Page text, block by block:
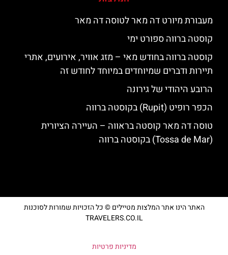
מעבורת מיורט דה מאר לטוסה דה מאר
קוסטה ברווה ספורט ימי
קוסטה ברווה בחודש מאי – מזג אוויר, אירועים, אתרי
תיירות ודברים שמיוחדים במיוחד לחודש זה
הרובע היהודי של גירונה
הכפר רופיט (Rupit) בקוסטה ברווה
טוסה דה מאר קוסטה בראווה – העיירה הציורית
(Tossa de Mar) בקוסטה ברווה
האתר הינו אתר המלצות מטיילים © כל הזכויות שמורות לסוכנות
TRAVELERS.CO.IL
מדיניות פרטיות